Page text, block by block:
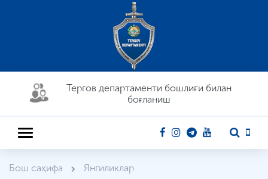
Тергов департaменти бошлиғи билан
боғланиш
Бош саҳифа Янгиликлар